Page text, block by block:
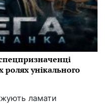
ролях унікального
ламати